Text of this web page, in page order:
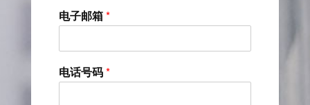
电子邮箱*
电话号码*